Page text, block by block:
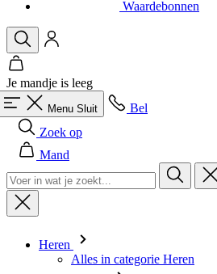
Waardebonnen
Je mandje is leeg
Menu Sluit
Bel
Zoek op
Mand
Heren
Alles in categorie Heren